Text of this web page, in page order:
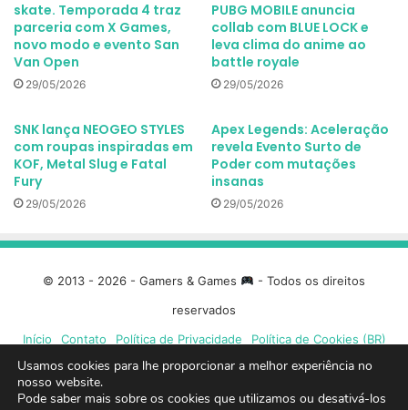
skate. Temporada 4 traz
parceria com X Games,
novo modo e evento San
Van Open
29/05/2026
PUBG MOBILE anuncia
collab com BLUE LOCK e
leva clima do anime ao
battle royale
29/05/2026
SNK lança NEOGEO STYLES
com roupas inspiradas em
KOF, Metal Slug e Fatal
Fury
29/05/2026
Apex Legends: Aceleração
revela Evento Surto de
Poder com mutações
insanas
29/05/2026
© 2013 - 2026 - Gamers & Games
- Todos os direitos
reservados
Início
Contato Política de Privacidade Política de Cookies (BR)
Facebook
X
Usamos cookies para lhe proporcionar a melhor experiência no
nosso website.
Pode saber mais sobre os cookies que utilizamos ou desativá-los